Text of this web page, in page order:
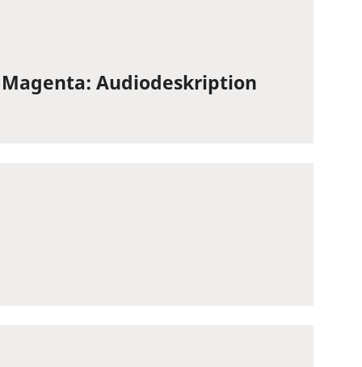
Audiodeskription